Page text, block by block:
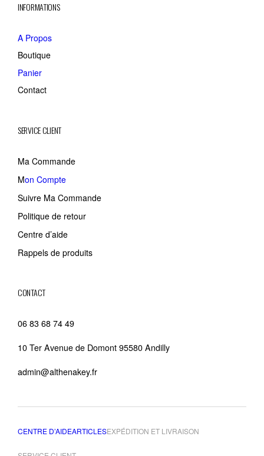
INFORMATIONS
A Propos
Boutique
Panier
Contact
SERVICE CLIENT
Ma Commande
Mon Compte
Suivre Ma Commande
Politique de retour
Centre d’aide
Rappels de produits
CONTACT
06 83 68 74 49
10 Ter Avenue de Domont 95580 Andilly
admin@althenakey.fr
CENTRE D’AIDEARTICLESEXPÉDITION ET LIVRAISON